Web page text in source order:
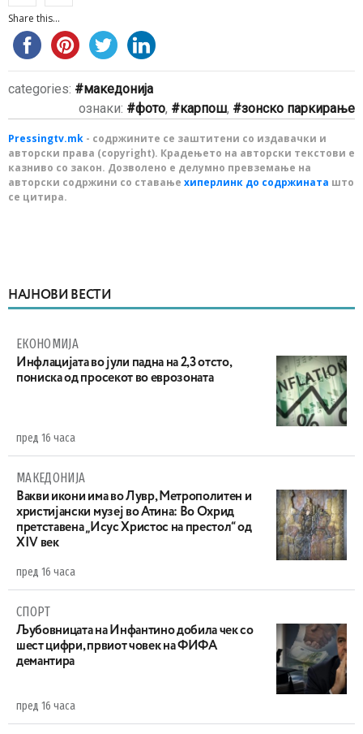
Share this...
categories:
македонија
ознаки:
фото, карпош, зонско паркирање
Pressingtv.mk - содржините се заштитени со издавачки и
авторски права (copyright). Крадењето на авторски текстови е
казниво со закон. Дозволено е делумно превземање на
авторски содржини со ставање хиперлинк до содржината што
се цитира.
НАЈНОВИ ВЕСТИ
ЕКОНОМИЈА
Инфлацијата во јули падна на 2,3 отсто,
пониска од просекот во еврозоната
пред 16 часа
МАКЕДОНИЈА
Вакви икони има во Лувр, Метрополитен и
христијански музеј во Атина: Во Охрид
претставена „Исус Христос на престол“ од
XIV век
пред 16 часа
СПОРТ
Љубовницата на Инфантино добила чек со
шест цифри, првиот човек на ФИФА
демантира
пред 16 часа